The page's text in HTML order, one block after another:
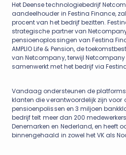
Het Deense technologiebedrijf
aandeelhouder in Festina Finance,
procent van het bedrijf bezitten.
strategische partner van
pensioenoplossingen van Festina
AMPLIO Life & Pension, de
van Netcompany, terwijl
samenwerkt met het bedrijf via
Vandaag ondersteunen de
klanten die verantwoordelijk zijn voor
pensioenpolissen en 3 miljoen
bedrijf telt meer dan 200
Denemarken en Nederland, en heeft
binnengehaald in zowel het VK als